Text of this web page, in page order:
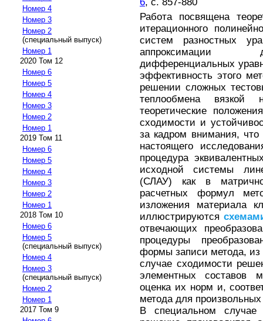
Номер 4
Номер 3
Номер 2
(специальный выпуск)
Номер 1
2020 Том 12
Номер 6
Номер 5
Номер 4
Номер 3
Номер 2
Номер 1
2019 Том 11
Номер 6
Номер 5
Номер 4
Номер 3
Номер 2
Номер 1
2018 Том 10
Номер 6
Номер 5
(специальный выпуск)
Номер 4
Номер 3
(специальный выпуск)
Номер 2
Номер 1
2017 Том 9
Работа посвящена
итерационного
систем разностных
аппроксимации
дифференциальных
эффективность этого
решении сложных
теплообмена вязкой
теоретические
сходимости и
за кадром внимания,
настоящего
процедура
исходной системы
(СЛАУ) как в
расчетных формул
изложения материала
иллюстрируются
отвечающих
процедуры
формы записи метода, из
случае сходимости
элементных составов
оценка их норм и,
метода для
В специальном случае